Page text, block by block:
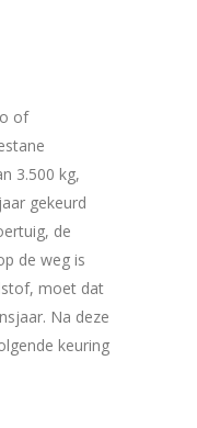
of
3.500 kg,
gekeurd
de
de weg is
moet dat
Na deze
keuring